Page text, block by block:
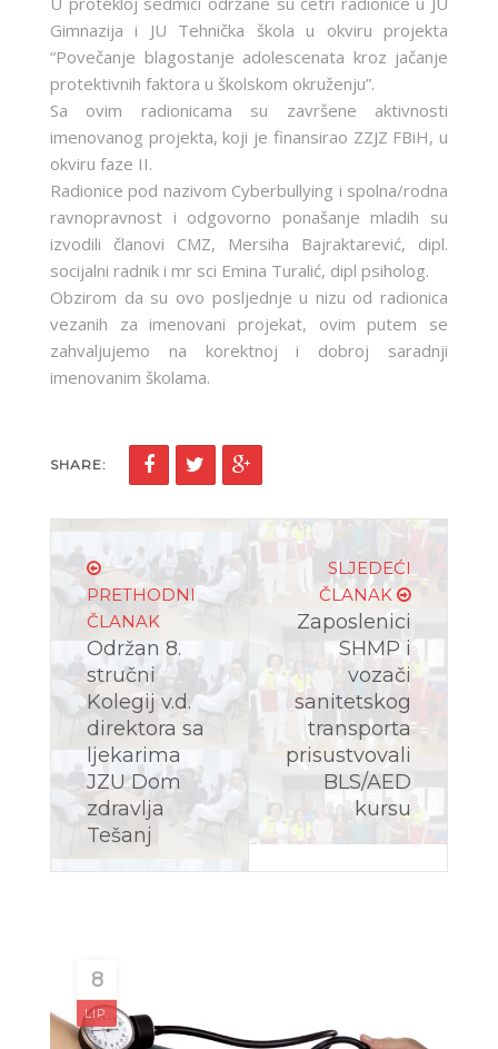
Gimnazija i JU Tehnička škola u okviru projekta
“Povečanje blagostanje adolescenata kroz jačanje
protektivnih faktora u školskom okruženju”.
Sa ovim radionicama su završene aktivnosti
imenovanog projekta, koji je finansirao ZZJZ FBiH, u
okviru faze II.
Radionice pod nazivom Cyberbullying i spolna/rodna
ravnopravnost i odgovorno ponašanje mladih su
izvodili članovi CMZ, Mersiha Bajraktarević, dipl.
socijalni radnik i mr sci Emina Turalić, dipl psiholog.
Obzirom da su ovo posljednje u nizu od radionica
vezanih za imenovani projekat, ovim putem se
zahvaljujemo na korektnoj i dobroj saradnji
imenovanim školama.
SHARE:
PRETHODNI
ČLANAK
Održan 8.
stručni
Kolegij v.d.
direktora sa
ljekarima
JZU Dom
zdravlja
Tešanj
SLJEDEĆI
ČLANAK
Zaposlenici
SHMP i
vozači
sanitetskog
transporta
prisustvovali
BLS/AED
kursu
8
LIP.